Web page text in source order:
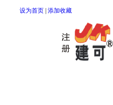
设为首页 添加收藏